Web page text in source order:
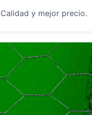
Calidad y mejor precio.